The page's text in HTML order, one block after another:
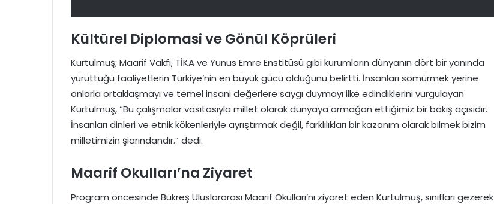
Kültürel Diplomasi ve Gönül Köprüleri
Kurtulmuş; Maarif Vakfı, TİKA ve Yunus Emre Enstitüsü gibi kurumların dünyanın dört bir yanında
yürüttüğü faaliyetlerin Türkiye’nin en büyük gücü olduğunu belirtti. İnsanları sömürmek yerine
onlarla ortaklaşmayı ve temel insani değerlere saygı duymayı ilke edindiklerini vurgulayan
Kurtulmuş, “Bu çalışmalar vasıtasıyla millet olarak dünyaya armağan ettiğimiz bir bakış açısıdır.
İnsanları dinleri ve etnik kökenleriyle ayrıştırmak değil, farklılıkları bir kazanım olarak bilmek bizim
milletimizin şiarındandır.” dedi.
Maarif Okulları’na Ziyaret
Program öncesinde Bükreş Uluslararası Maarif Okulları’nı ziyaret eden Kurtulmuş, sınıfları gezerek